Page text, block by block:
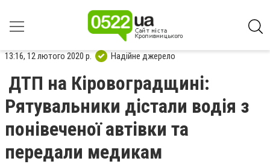
13:16, 12 лютого 2020 р. Надійне джерело
ДТП на Кіровоградщині:
Рятувальники дістали водія з
понівеченої автівки та
передали медикам